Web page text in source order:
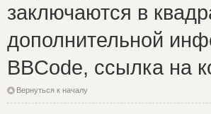
заключаются в
дополнительной
BBCode, ссылка на
Вернуться к началу